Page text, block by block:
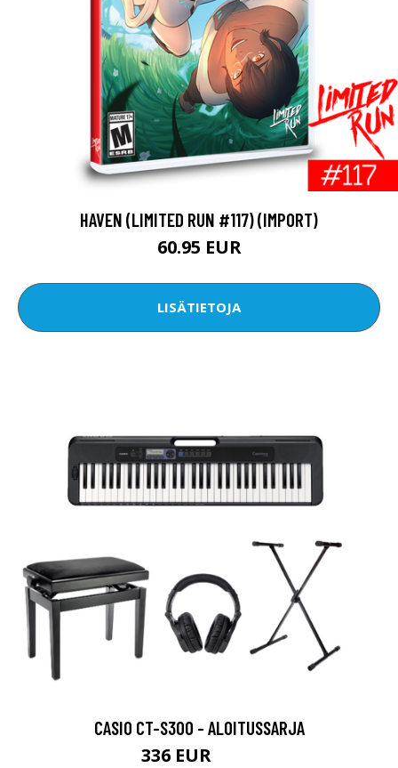
HAVEN (LIMITED RUN #117) (IMPORT)
60.95 EUR
LISÄTIETOJA
CASIO CT-S300 - ALOITUSSARJA
336 EUR